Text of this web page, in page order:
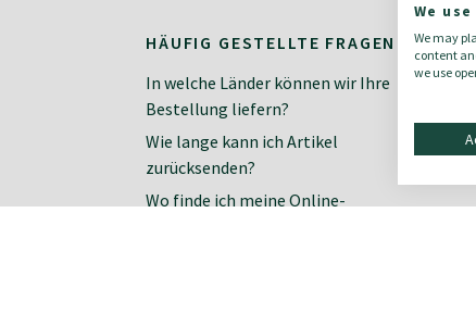
We
We may
content
we use
HÄUFIG GESTELLTE FRAGEN
In welche Länder können wir Ihre
Bestellung liefern?
Wie lange kann ich Artikel
zurücksenden?
Wo finde ich meine Online-